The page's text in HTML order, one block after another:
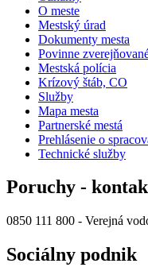
O meste
Mestský úrad
Dokumenty mesta
Povinne
Mestská polícia
Krízový štáb, CO
Služby
Mapa mesta
Partnerské mestá
Prehlásenie o
Technické služby
Poruchy -
0850 111 800 - Verejná
Sociálny podnik